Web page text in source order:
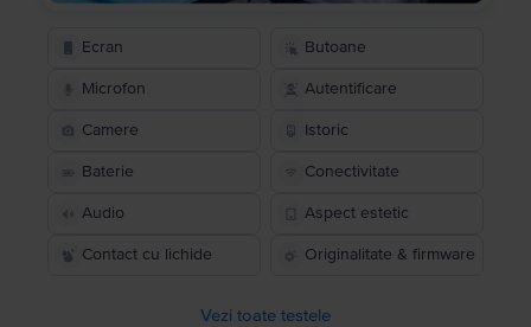
Ecran Butoane
Microfon Autentificare
Camere Istoric
Baterie Conectivitate
Audio Aspect estetic
Contact cu lichide Originalitate & firmware
Vezi toate testele